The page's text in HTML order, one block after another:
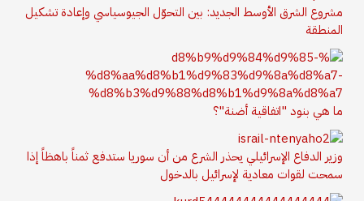
مشروع الشرق الأوسط الجديد: بين التحوّل الجيوسياسي وإعادة تشكيل
المنطقة
ما هي بنود "اتفاقية أضنة"؟
وزير الدفاع الإسرائيلي يحذر الشرع من أن سوريا ستدفع ثمناً باهظاً إذا
سمحت لقوات معادية لإسرائيل بالدخول